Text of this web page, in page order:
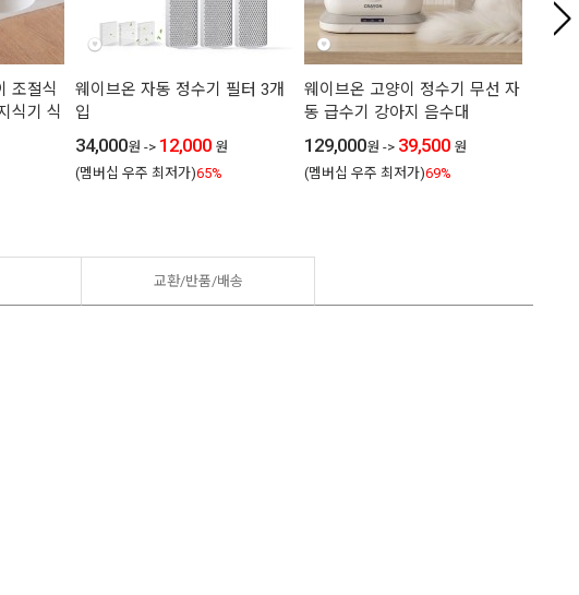
조절식
식기 식
웨이브온 자동 정수기 필터 3개
입
34,000원 -> 12,000 원
(멤버십 우주 최저가)65%
웨이브온 고양이 정수기 무선 자
동 급수기 강아지 음수대
129,000원 -> 39,500 원
(멤버십 우주 최저가)69%
교환/반품/배송